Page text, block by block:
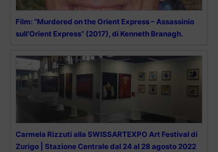
Film: “Murdered on the Orient Express – Assassinio
sull’Orient Express” (2017), di Kenneth Branagh.
Carmela Rizzuti alla SWISSARTEXPO Art Festival di
Zurigo | Stazione Centrale dal 24 al 28 agosto 2022